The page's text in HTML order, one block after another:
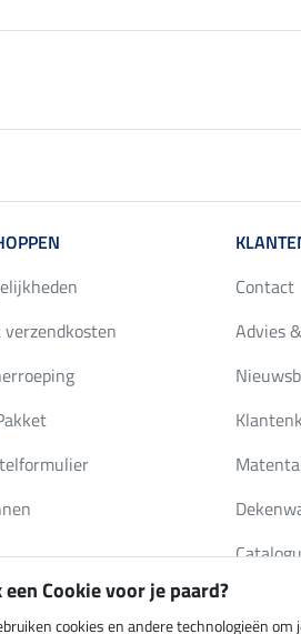
Contact
Advies
Cookie voor je paard?
cookies en andere technologieën